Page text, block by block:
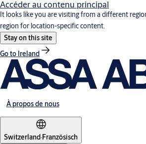
Accéder au contenu principal
It looks like you are visiting from a different
region for location-specific content.
Stay on this site
Go to Ireland
À propos de nous
Switzerland·Französisch